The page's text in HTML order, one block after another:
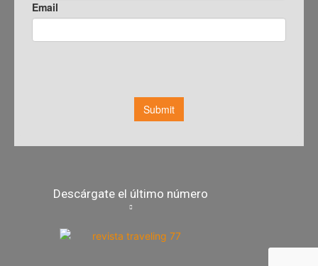
Descárgate el último número